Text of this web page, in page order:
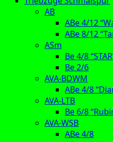
AB
ABe 4/12
ABe 8/12
ASm
Be 4/8
Be 2/6
AVA-BDWM
ABe 4/8
AVA-LTB
Be 6/8
AVA-WSB
ABe 4/8